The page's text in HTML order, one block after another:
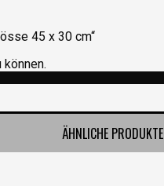
45 x 30 cm“
ÄHNLICHE PRODUKTE